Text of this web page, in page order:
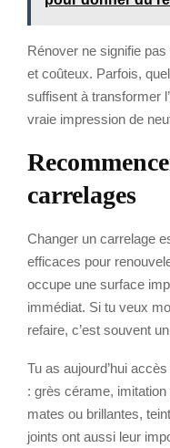
Rénover ne signifie
et coûteux. Parfois,
suffisent à transformer
vraie impression de
carrelages
Changer un carrelage
efficaces pour
occupe une surface
immédiat. Si tu veux
refaire, c’est souvent
Tu as aujourd’hui
: grès cérame,
mates ou brillantes,
joints ont aussi leur